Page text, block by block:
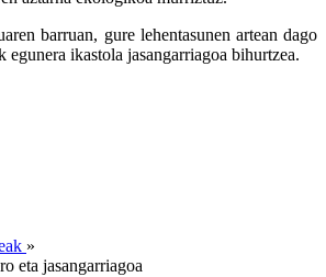
barruan, gure lehentasunen artean dago
ikastola jasangarriagoa bihurtzea.
»
eta jasangarriagoa